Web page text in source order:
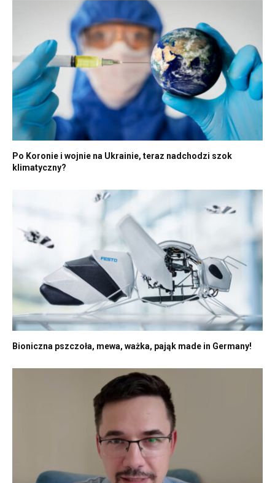
Po Koronie i wojnie na Ukrainie, teraz nadchodzi szok
klimatyczny?
Bioniczna pszczoła, mewa, ważka, pająk made in Germany!